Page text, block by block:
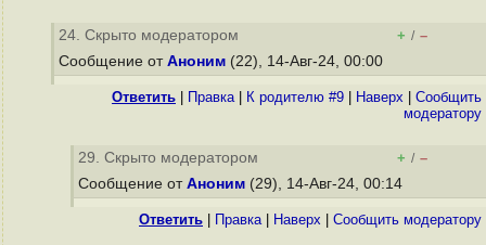
24. Скрыто модератором + / –
Сообщение от Аноним (22), 14-Авг-24, 00:00
Ответить Правка| К родителю #9 Наверх
Cообщить
модератору
29. Скрыто модератором + / –
Сообщение от Аноним (29), 14-Авг-24, 00:14
Ответить Правка| Наверх Cообщить модератору